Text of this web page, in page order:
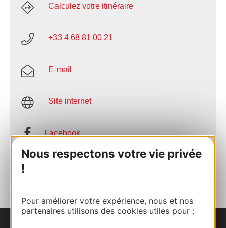
Nous respectons votre vie privée
!
Pour améliorer votre expérience, nous et nos
partenaires utilisons des cookies utiles pour :
Calculez votre itinéraire
+33 4 68 81 00 21
E-mail
Site internet
Facebook